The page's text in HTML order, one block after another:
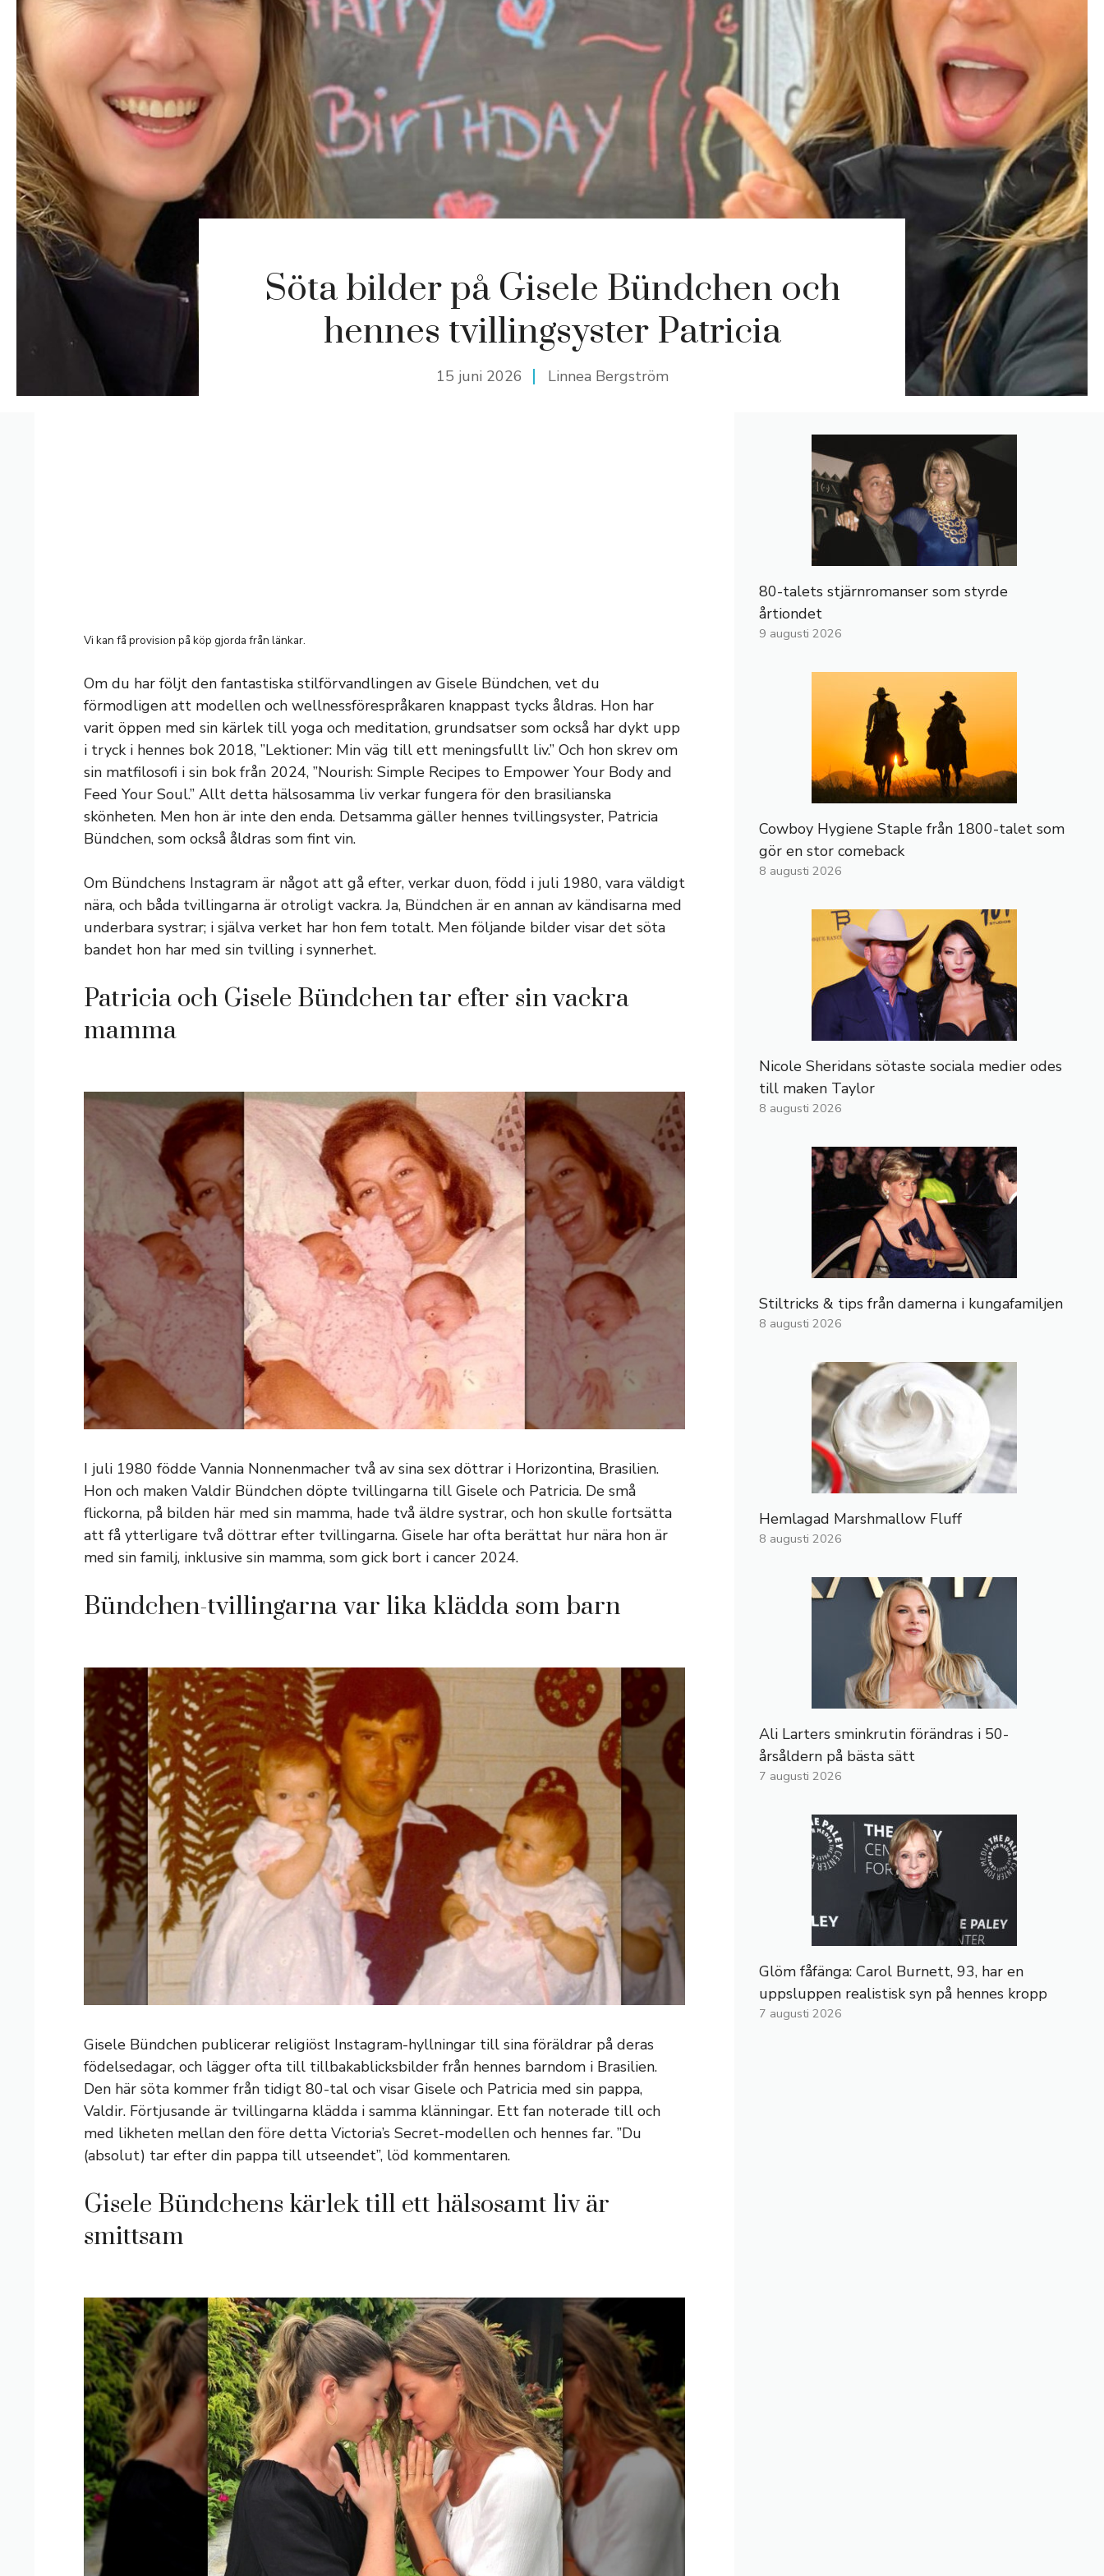
Söta bilder på Gisele Bündchen och
hennes tvillingsyster Patricia
15 juni 2026 Linnea Bergström
Vi kan få provision på köp gjorda från länkar.
Om du har följt den fantastiska stilförvandlingen av Gisele Bündchen, vet du
förmodligen att modellen och wellnessförespråkaren knappast tycks åldras. Hon har
varit öppen med sin kärlek till yoga och meditation, grundsatser som också har dykt upp
i tryck i hennes bok 2018, ”Lektioner: Min väg till ett meningsfullt liv.” Och hon skrev om
sin matfilosofi i sin bok från 2024, ”Nourish: Simple Recipes to Empower Your Body and
Feed Your Soul.” Allt detta hälsosamma liv verkar fungera för den brasilianska
skönheten. Men hon är inte den enda. Detsamma gäller hennes tvillingsyster, Patricia
Bündchen, som också åldras som fint vin.
Om Bündchens Instagram är något att gå efter, verkar duon, född i juli 1980, vara väldigt
nära, och båda tvillingarna är otroligt vackra. Ja, Bündchen är en annan av kändisarna med
underbara systrar; i själva verket har hon fem totalt. Men följande bilder visar det söta
bandet hon har med sin tvilling i synnerhet.
Patricia och Gisele Bündchen tar efter sin vackra
mamma
I juli 1980 födde Vannia Nonnenmacher två av sina sex döttrar i Horizontina, Brasilien.
Hon och maken Valdir Bündchen döpte tvillingarna till Gisele och Patricia. De små
flickorna, på bilden här med sin mamma, hade två äldre systrar, och hon skulle fortsätta
att få ytterligare två döttrar efter tvillingarna. Gisele har ofta berättat hur nära hon är
med sin familj, inklusive sin mamma, som gick bort i cancer 2024.
Bündchen-tvillingarna var lika klädda som barn
Gisele Bündchen publicerar religiöst Instagram-hyllningar till sina föräldrar på deras
födelsedagar, och lägger ofta till tillbakablicksbilder från hennes barndom i Brasilien.
Den här söta kommer från tidigt 80-tal och visar Gisele och Patricia med sin pappa,
Valdir. Förtjusande är tvillingarna klädda i samma klänningar. Ett fan noterade till och
med likheten mellan den före detta Victoria’s Secret-modellen och hennes far. ”Du
(absolut) tar efter din pappa till utseendet”, löd kommentaren.
Gisele Bündchens kärlek till ett hälsosamt liv är
smittsam
80-talets stjärnromanser som styrde
årtiondet
9 augusti 2026
Cowboy Hygiene Staple från 1800-talet som
gör en stor comeback
8 augusti 2026
Nicole Sheridans sötaste sociala medier odes
till maken Taylor
8 augusti 2026
Stiltricks & tips från damerna i kungafamiljen
8 augusti 2026
Hemlagad Marshmallow Fluff
8 augusti 2026
Ali Larters sminkrutin förändras i 50-
årsåldern på bästa sätt
7 augusti 2026
Glöm fåfänga: Carol Burnett, 93, har en
uppsluppen realistisk syn på hennes kropp
7 augusti 2026